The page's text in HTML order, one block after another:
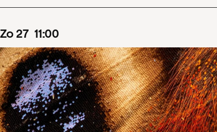
zo 27 11:00